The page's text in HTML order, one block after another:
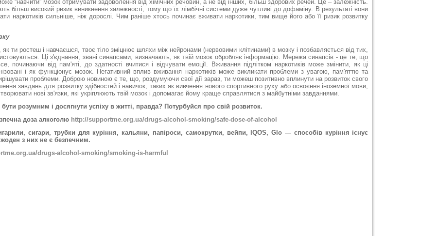
“навчити” мозок отримувати задоволення від хімічних речовин, а не від інших, більш здорових речей. Це – залежність.
більш високий ризик виникнення залежності, тому що їх лімбічні системи дуже чутливі до дофаміну. В результаті вони
наркотиків сильніше, ніж дорослі. Чим раніше хтось починає вживати наркотики, тим вище його або її ризик розвитку
як ти ростеш і навчаєшся, твоє тіло зміцнює шляхи між нейронами (нервовими клітинами) в мозку і позбавляється від тих,
Ці з'єднання, звані синапсами, визначають, як твій мозок обробляє інформацію. Мережа синапсів - це те, що
починаючи від пам'яті, до здатності вчитися і відчувати емоції. Вживання підлітком наркотиків може змінити, як ці
і як функціонує мозок. Негативний вплив вживання наркотиків може викликати проблеми з увагою, пам'яттю та
проблеми. Доброю новиною є те, що, роздумуючи свої дії зараз, ти можеш позитивно вплинути на розвиток свого
завдань для розвитку здібностей і навичок, таких як вивчення нового спортивного руху або освоєння іноземної мови,
нові зв'язки, які укріплюють твій мозок і допомагає йому краще справлятися з майбутніми завданнями.
розумним і досягнути успіху в житті, правда? Потурбуйся про свій розвиток.
доза алкоголю http://supportme.org.ua/drugs-alcohol-smoking/safe-dose-of-alcohol
сигари, трубки для куріння, кальяни, папіроси, самокрутки, вейпи, IQOS, Glo — способів куріння існує
жоден з них не є безпечним.
drugs-alcohol-smoking/smoking-is-harmful